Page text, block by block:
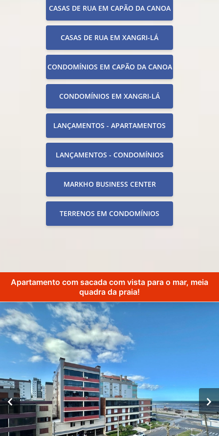
CASAS DE RUA EM CAPÃO DA CANOA
CASAS DE RUA EM XANGRI-LÁ
CONDOMÍNIOS EM CAPÃO DA CANOA
CONDOMÍNIOS EM XANGRI-LÁ
LANÇAMENTOS - APARTAMENTOS
LANÇAMENTOS - CONDOMÍNIOS
MARKHO BUSINESS CENTER
TERRENOS EM CONDOMÍNIOS
Apartamento com sacada com vista para o mar, meia
quadra da praia!